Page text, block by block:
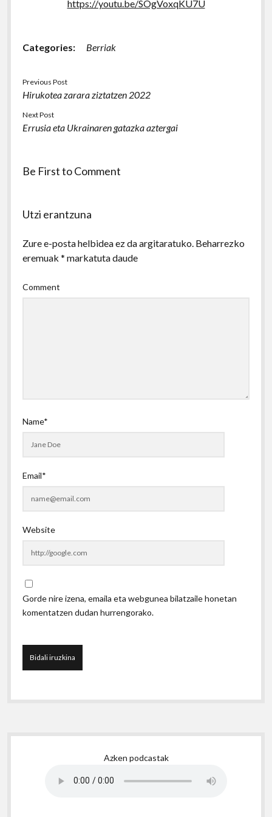
https://youtu.be/SOgVoxqKU7U
Categories: Berriak
Previous Post
Hirukotea zarara ziztatzen 2022
Next Post
Errusia eta Ukrainaren gatazka aztergai
Be First to Comment
Utzi erantzuna
Zure e-posta helbidea ez da argitaratuko. Beharrezko
eremuak * markatuta daude
Comment
Name*
Email*
Website
Gorde nire izena, emaila eta webgunea bilatzaile honetan
komentatzen dudan hurrengorako.
Sidebar
Azken podcastak